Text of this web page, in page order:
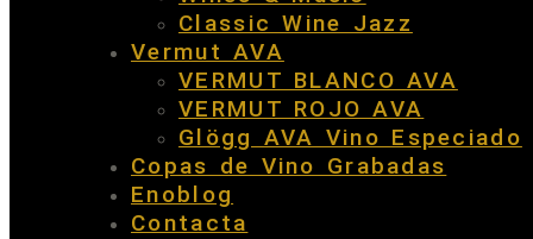
Classic Wine Jazz
Vermut AVA
VERMUT BLANCO AVA
VERMUT ROJO AVA
Glögg AVA Vino Especiado
Copas de Vino Grabadas
Enoblog
Contacta